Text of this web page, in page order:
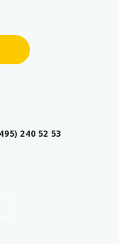
240 52 53